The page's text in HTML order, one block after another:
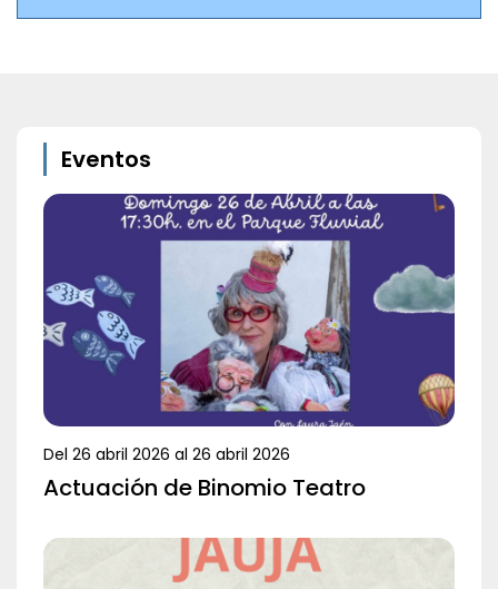
Eventos
Del 26 abril 2026 al 26 abril 2026
Actuación de Binomio Teatro